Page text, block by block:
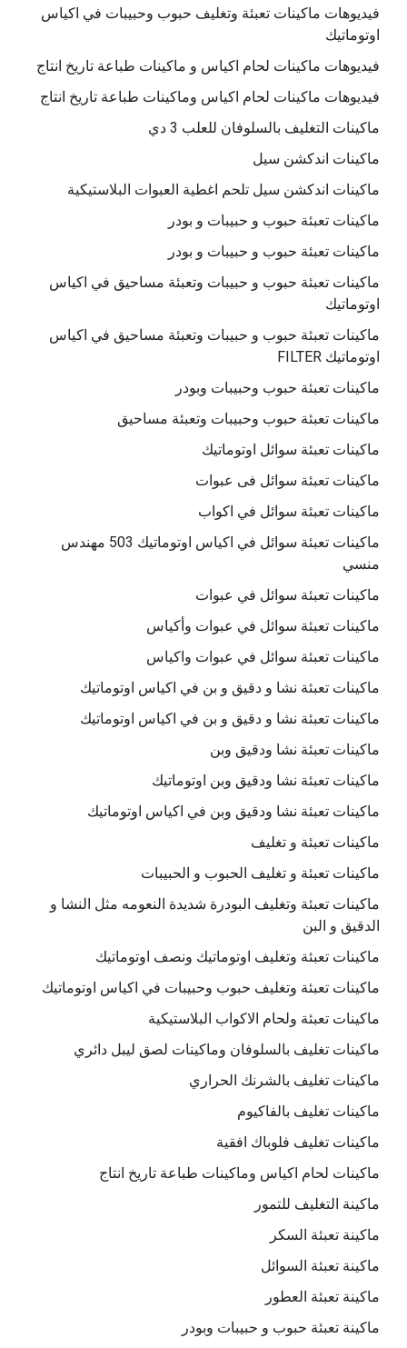
فيديوهات ماكينات تعبئة وتغليف حبوب وحبيبات في اكياس
اوتوماتيك
فيديوهات ماكينات لحام اكياس و ماكينات طباعة تاريخ انتاج
فيديوهات ماكينات لحام اكياس وماكينات طباعة تاريخ انتاج
ماكينات التغليف بالسلوفان للعلب 3 دي
ماكينات اندكشن سيل
ماكينات اندكشن سيل تلحم اغطية العبوات البلاستيكية
ماكينات تعبئة حبوب و حبيبات و بودر
ماكينات تعبئة حبوب و حبيبات و بودر
ماكينات تعبئة حبوب و حبيبات وتعبئة مساحيق في اكياس
اوتوماتيك
ماكينات تعبئة حبوب و حبيبات وتعبئة مساحيق في اكياس
اوتوماتيك FILTER
ماكينات تعبئة حبوب وحبيبات وبودر
ماكينات تعبئة حبوب وحبيبات وتعبئة مساحيق
ماكينات تعبئة سوائل اوتوماتيك
ماكينات تعبئة سوائل فى عبوات
ماكينات تعبئة سوائل في اكواب
ماكينات تعبئة سوائل في اكياس اوتوماتيك 503 مهندس
منسي
ماكينات تعبئة سوائل في عبوات
ماكينات تعبئة سوائل في عبوات وأكياس
ماكينات تعبئة سوائل في عبوات واكياس
ماكينات تعبئة نشا و دقيق و بن في اكياس اوتوماتيك
ماكينات تعبئة نشا و دقيق و بن في اكياس اوتوماتيك
ماكينات تعبئة نشا ودقيق وبن
ماكينات تعبئة نشا ودقيق وبن اوتوماتيك
ماكينات تعبئة نشا ودقيق وبن في اكياس اوتوماتيك
ماكينات تعبئة و تغليف
ماكينات تعبئة و تغليف الحبوب و الحبيبات
ماكينات تعبئة وتغليف البودرة شديدة النعومه مثل النشا و
الدقيق و البن
ماكينات تعبئة وتغليف اوتوماتيك ونصف اوتوماتيك
ماكينات تعبئة وتغليف حبوب وحبيبات في اكياس اوتوماتيك
ماكينات تعبئة ولحام الاكواب البلاستيكية
ماكينات تغليف بالسلوفان وماكينات لصق ليبل دائري
ماكينات تغليف بالشرنك الحراري
ماكينات تغليف بالفاكيوم
ماكينات تغليف فلوباك افقية
ماكينات لحام اكياس وماكينات طباعة تاريخ انتاج
ماكينة التغليف للتمور
ماكينة تعبئة السكر
ماكينة تعبئة السوائل
ماكينة تعبئة العطور
ماكينة تعبئة حبوب و حبيبات وبودر